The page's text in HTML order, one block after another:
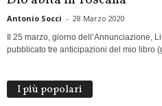
Antonio Socci - 28 Marzo 2020
Il 25 marzo, giorno dell’Annunciazione,
pubblicato tre anticipazioni del mio libro
I più popolari